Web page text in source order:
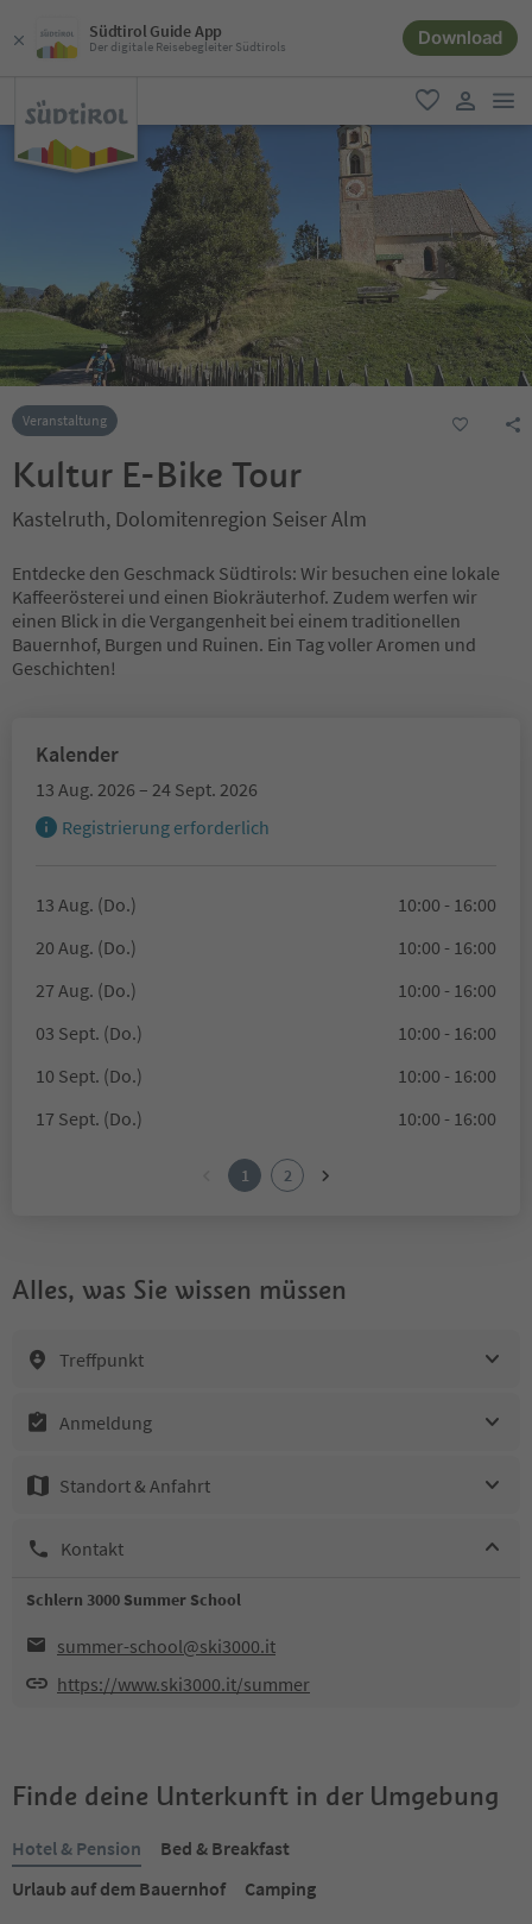
Südtirol Guide App
Der digitale Reisebegleiter Südtirols Download
favorit
user link
Veranstaltung
Kultur E-Bike Tour
Kastelruth, Dolomitenregion Seiser Alm
Entdecke den Geschmack Südtirols: Wir besuchen eine lokale
Kaffeerösterei und einen Biokräuterhof. Zudem werfen wir
einen Blick in die Vergangenheit bei einem traditionellen
Bauernhof, Burgen und Ruinen. Ein Tag voller Aromen und
Geschichten!
Kalender
13 Aug. 2026 – 24 Sept. 2026
Registrierung erforderlich
13 Aug. (Do.)
10:00 - 16:00
20 Aug. (Do.)
10:00 - 16:00
27 Aug. (Do.)
10:00 - 16:00
03 Sept. (Do.)
10:00 - 16:00
10 Sept. (Do.)
10:00 - 16:00
17 Sept. (Do.)
10:00 - 16:00
1 2
Alles, was Sie wissen müssen
Treffpunkt
Anmeldung
Standort & Anfahrt
Kontakt
Schlern 3000 Summer School
summer-school@ski3000.it
https://www.ski3000.it/summer
Finde deine Unterkunft in der Umgebung
Hotel & Pension
Bed & Breakfast
Urlaub auf dem Bauernhof
Camping